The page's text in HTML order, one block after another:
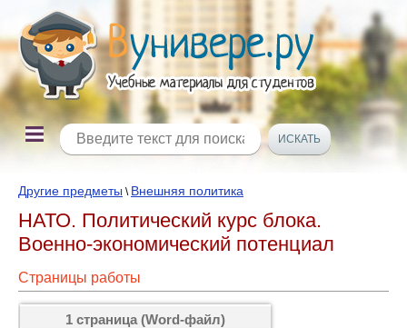
Другие предметы \ Внешняя политика
НАТО. Политический курс блока.
Военно-экономический потенциал
Страницы работы
1 страница (Word-файл)